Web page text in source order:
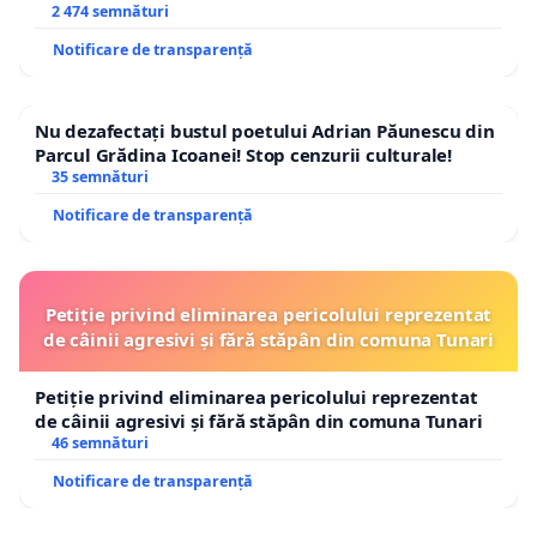
Explicații publice cu privire la motivele pentru care
rata de suportabilitate de 2,41% — aproape de
alarmă care să oprească sau să limiteze majorarea
din 01.06.2026
Verificarea eficienței operaționale a EcoAqua S.A., în
pe rețea de 55,48% din producția totală — în
creștere continuă și peste media operatorilor
regionali majori — și o productivitate a muncii sub
media națională
V. De ce semnăm
Nu contestăm necesitatea investițiilor în
2 474 semnături
Notificare de transparență
Nu dezafectați bustul poetului Adrian Păunescu din
Parcul Grădina Icoanei! Stop cenzurii culturale!
35 semnături
Notificare de transparență
Petiție privind eliminarea pericolului reprezentat
de câinii agresivi și fără stăpân din comuna Tunari
Petiție privind eliminarea pericolului reprezentat
de câinii agresivi și fără stăpân din comuna Tunari
46 semnături
Notificare de transparență